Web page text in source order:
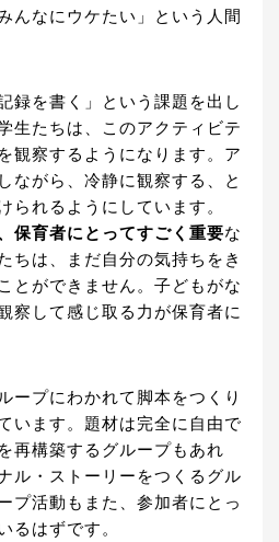
んなにウケたい」という人間
録を書く」という課題を出し
生たちは、このアクティビテ
観察するようになります。ア
ながら、冷静に観察する、と
られるようにしています。
保育者にとってすごく重要な
ちは、まだ自分の気持ちをき
とができません。子どもがな
察して感じ取る力が保育者に
ープにわかれて脚本をつくり
います。題材は完全に自由で
再構築するグループもあれ
ル・ストーリーをつくるグル
プ活動もまた、参加者にとっ
るはずです。